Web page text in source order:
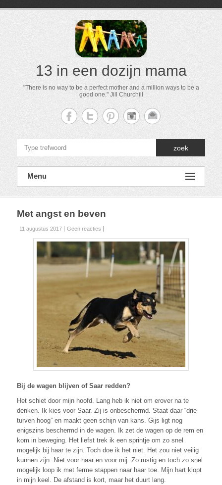
13 in een dozijn mama
"There is no way to be a perfect mother and a million ways to be a
good one." Jill Churchill
zoek
Menu
Met angst en beven
11 augustus 2017 Geen reacties
Bij de wagen blijven of Saar redden?
Het schiet door mijn hoofd. Lang heb ik niet om erover na te
denken. Ik kies voor Saar. Zij is onbeschermd. Staat daar “drie
turven hoog” en maakt geen schijn van kans. Gijs ligt nog
enigszins beschermd in de wagen. Ik zet de wagen op de rem en
kom in beweging. Het liefst trek ik een sprintje om zo snel
mogelijk bij haar te zijn. Toch doe ik het niet. Het zou niet veilig
kunnen zijn. Niet voor haar en voor mij. Zo rustig en toch zo snel
mogelijk loop ik met ferme stappen naar haar toe. Mijn hart klopt
in mijn keel. De afstand is kort, maar het duurt lang.